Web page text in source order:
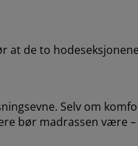
at de to
Selv om
bør madrassen være